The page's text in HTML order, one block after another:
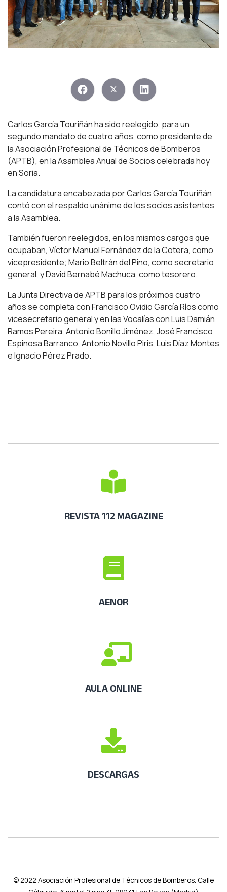
Carlos García Touriñán ha sido reelegido, para un
segundo mandato de cuatro años, como presidente de
la Asociación Profesional de Técnicos de Bomberos
(APTB), en la Asamblea Anual de Socios celebrada hoy
en Soria.
La candidatura encabezada por Carlos García Touriñán
contó con el respaldo unánime de los socios asistentes
a la Asamblea.
También fueron reelegidos, en los mismos cargos que
ocupaban, Víctor Manuel Fernández de la Cotera, como
vicepresidente; Mario Beltrán del Pino, como secretario
general, y David Bernabé Machuca, como tesorero.
La Junta Directiva de APTB para los próximos cuatro
años se completa con Francisco Ovidio García Ríos como
vicesecretario general y en las Vocalías con Luis Damián
Ramos Pereira, Antonio Bonillo Jiménez, José Francisco
Espinosa Barranco, Antonio Novillo Piris, Luis Díaz Montes
e Ignacio Pérez Prado.
REVISTA 112 MAGAZINE
AENOR
AULA ONLINE
DESCARGAS
© 2022 Asociación Profesional de Técnicos de Bomberos. Calle